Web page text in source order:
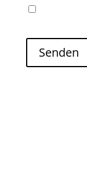
Senden